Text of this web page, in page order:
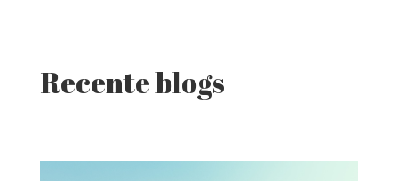
Recente blogs